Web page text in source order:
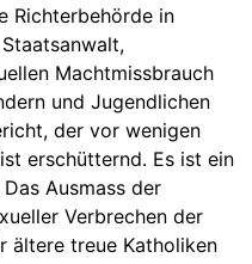
Richterbehörde in
Machtmissbrauch
und Jugendlichen
der vor wenigen
erschütternd. Es ist ein
Ausmass der
Verbrechen der
ältere treue Katholiken